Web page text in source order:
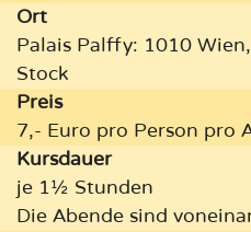
Ort
Palais Palffy: 1010
Stock
Preis
7,- Euro pro Person pro
Kursdauer
je 1½ Stunden
Die Abende sind